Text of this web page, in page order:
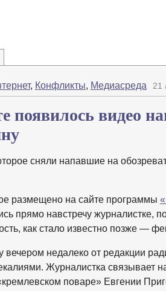
, Конфликты, Медиасреда 21
появилось видео
сняли напавшие на
размещено на сайте программы
прямо навстречу журналистке,
как стало известно позже —
вечером недалеко от редакции
Журналистка связывает
поваре» Евгении